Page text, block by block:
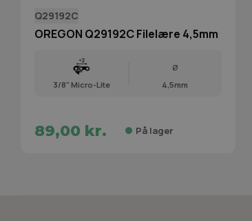
Q29192C
OREGON Q29192C Filelære 4,5mm
3/8" Micro-Lite
Ø
4,5mm
89,00 kr. På lager